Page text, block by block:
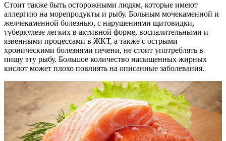
Стоит также быть осторожными людям, которые имеют
аллергию на морепродукты и рыбу. Больным мочекаменной и
желчекаменной болезнью, с нарушениями щитовидки,
туберкулезе легких в активной форме, воспалительными и
язвенными процессами в ЖКТ, а также с острыми
хроническими болезнями печени, не стоит употреблять в
пищу эту рыбу. Большое количество насыщенных жирных
кислот может плохо повлиять на описанные заболевания.